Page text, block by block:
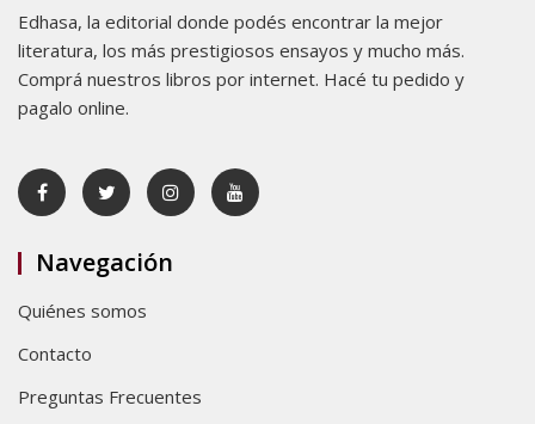
Edhasa, la editorial donde podés encontrar la mejor
literatura, los más prestigiosos ensayos y mucho más.
Comprá nuestros libros por internet. Hacé tu pedido y
pagalo online.
Navegación
Quiénes somos
Contacto
Preguntas Frecuentes